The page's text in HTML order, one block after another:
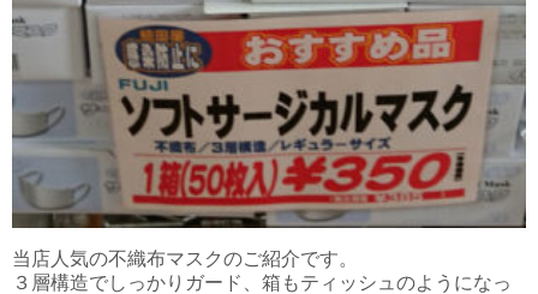
当店人気の不織布マスクのご紹介です。
３層構造でしっかりガード、箱もティッシュのようになっ